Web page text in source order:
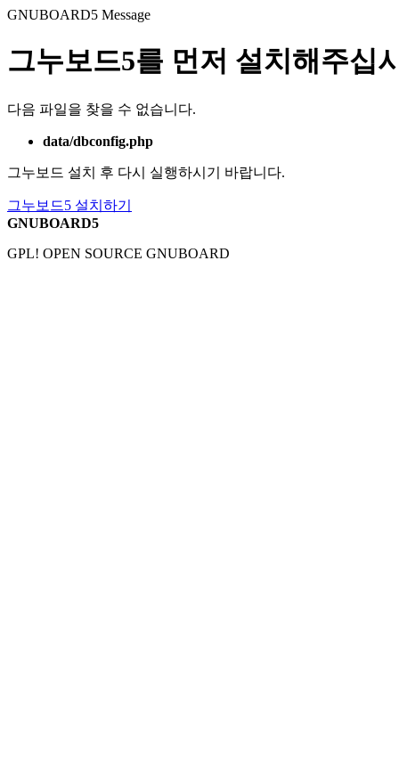
GNUBOARD5 Message
그누보드5를 먼저 설치해주십
다음 파일을 찾을 수 없습니다.
data/dbconfig.php
그누보드 설치 후 다시 실행하시기 바랍니다.
그누보드5 설치하기
GNUBOARD5
GPL! OPEN SOURCE GNUBOARD